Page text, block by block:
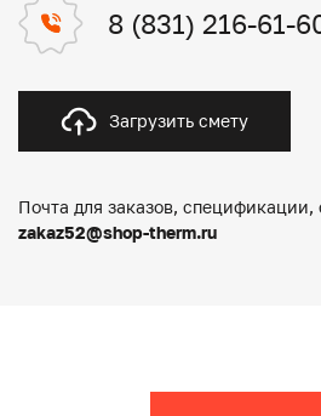
8 (831) 216-61-
Загрузить смету
Почта для заказов, спецификации,
zakaz52@shop-therm.ru